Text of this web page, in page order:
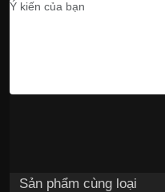
Sản phẩm cùng loại